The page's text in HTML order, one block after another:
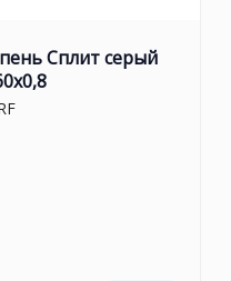
Сплит серый